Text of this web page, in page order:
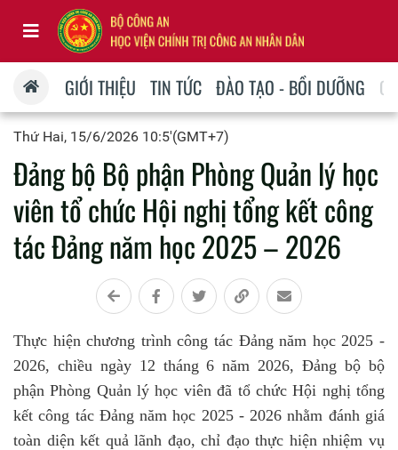
GIỚI THIỆU TIN TỨC ĐÀO TẠO - BỒI DƯỠNG
Thứ Hai, 15/6/2026 10:5'(GMT+7)
Đảng bộ Bộ phận Phòng Quản lý học
viên tổ chức Hội nghị tổng kết công
tác Đảng năm học 2025 – 2026
Thực hiện chương trình công tác Đảng năm học 2025 -
2026, chiều ngày 12 tháng 6 năm 2026, Đảng bộ bộ
phận Phòng Quản lý học viên đã tổ chức Hội nghị tổng
kết công tác Đảng năm học 2025 - 2026 nhằm đánh giá
toàn diện kết quả lãnh đạo, chỉ đạo thực hiện nhiệm vụ